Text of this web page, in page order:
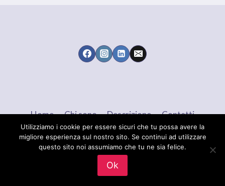
Home Chi sono Descrizione Contatti
© 2026 Maria Brigida LANGELLOTTI - Tema
WordPress diKadence WP
Utilizziamo i cookie per essere sicuri che tu possa avere la
migliore esperienza sul nostro sito. Se continui ad utilizzare
questo sito noi assumiamo che tu ne sia felice.
Ok